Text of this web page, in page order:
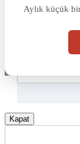
Aylık küçük
Kapat